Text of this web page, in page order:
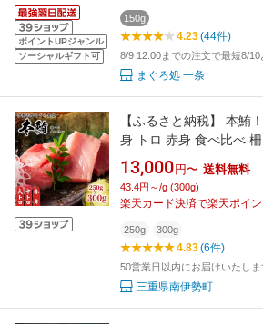
ポイントUPジャンル
ソーシャルギフト可
150g
4.23(44件)
8/9 12:00までの注文で最短8/10
まぐろ処 一条
【ふるさと納税】 本
身 トロ 赤身 食べ比べ
ろ 本マグロ 専門店 マグ
勢志摩まぐろ食堂 三重
万円台 2万円以下
13,000 円〜 送料無料
43.4円～/g (300g)
楽天カード決済で楽天ポイ
250g 300g
4.83(6件)
50営業日以内にお届けいたしま
三重県南伊勢町